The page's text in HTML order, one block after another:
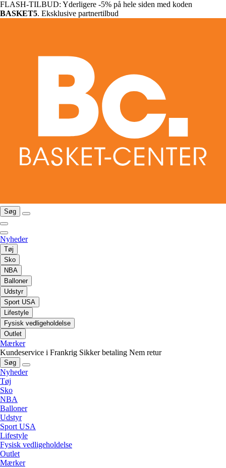
FLASH-TILBUD: Yderligere -5% på hele siden med koden
BASKET5. Eksklusive partnertilbud
Søg
Nyheder
Tøj
Sko
NBA
Balloner
Udstyr
Sport USA
Lifestyle
Fysisk vedligeholdelse
Outlet
Mærker
Kundeservice i Frankrig Sikker betaling Nem retur
Søg
Nyheder
Tøj
Sko
NBA
Balloner
Udstyr
Sport USA
Lifestyle
Fysisk vedligeholdelse
Outlet
Mærker